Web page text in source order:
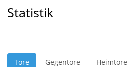
Statistik
Tore Gegentore Heimtore